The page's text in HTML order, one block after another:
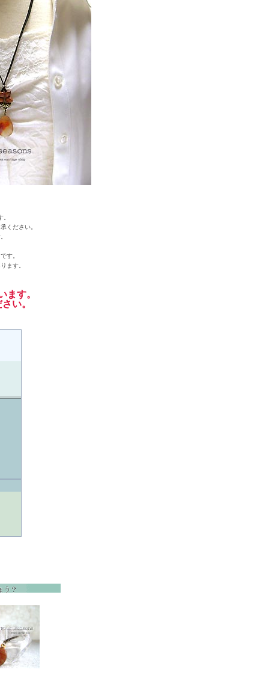
ください。
す。
ます。
ます。
い。